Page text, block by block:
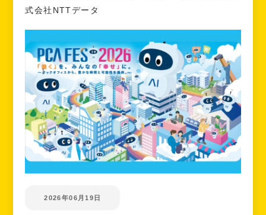
式会社NTTデータ
2026年06月19日